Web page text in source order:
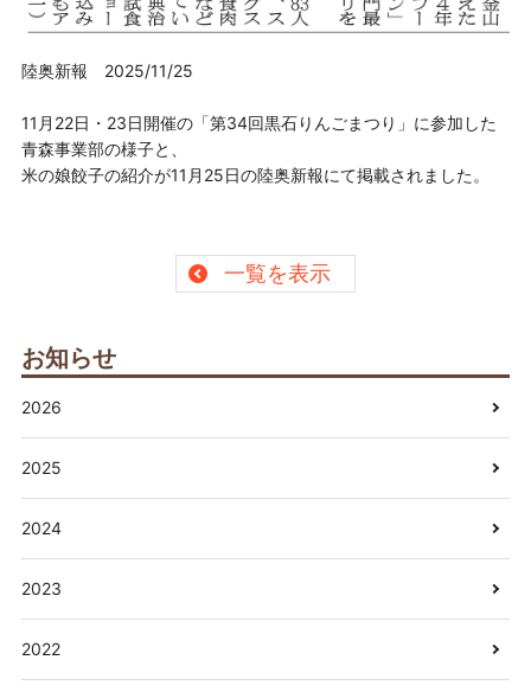
陸奥新報 2025/11/25
11月22日・23日開催の「第34回黒石りんごまつり」に参加した
青森事業部の様子と、
米の娘餃子の紹介が11月25日の陸奥新報にて掲載されました。
一覧を表示
お知らせ
2026
2025
2024
2023
2022